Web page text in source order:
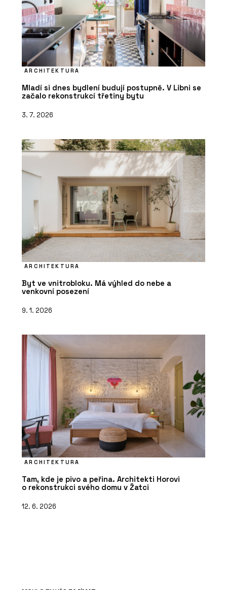
ARCHITEKTURA
Mladí si dnes bydlení budují postupně. V Libni se
začalo rekonstrukcí třetiny bytu
3. 7. 2026
ARCHITEKTURA
Byt ve vnitrobloku. Má výhled do nebe a
venkovní posezení
9. 1. 2026
ARCHITEKTURA
Tam, kde je pivo a peřina. Architekti Horovi
o rekonstrukci svého domu v Žatci
12. 6. 2026